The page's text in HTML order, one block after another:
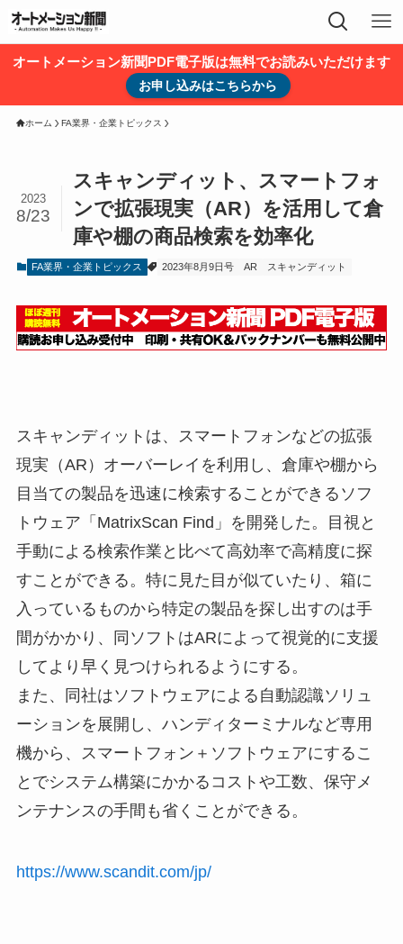
オートメーション新聞PDF電子版は無料でお読みいただけます
お申し込みはこちらから
ホーム FA業界・企業トピックス
スキャンディット、スマートフォ
ンで拡張現実（AR）を活用して倉
庫や棚の商品検索を効率化
2023
8/23
FA業界・企業トピックス 2023年8月9日号 AR スキャンディット
スキャンディットは、スマートフォンなどの拡張
現実（AR）オーバーレイを利用し、倉庫や棚から
目当ての製品を迅速に検索することができるソフ
トウェア「MatrixScan Find」を開発した。目視と
手動による検索作業と比べて高効率で高精度に探
すことができる。特に見た目が似ていたり、箱に
入っているものから特定の製品を探し出すのは手
間がかかり、同ソフトはARによって視覚的に支援
してより早く見つけられるようにする。
また、同社はソフトウェアによる自動認識ソリュ
ーションを展開し、ハンディターミナルなど専用
機から、スマートフォン＋ソフトウェアにするこ
とでシステム構築にかかるコストや工数、保守メ
ンテナンスの手間も省くことができる。
https://www.scandit.com/jp/